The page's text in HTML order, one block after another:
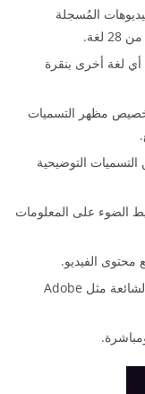
المُسجلة
أي لغة أخرى بنقرة
مظهر التسميات
التوضيحية
الضوء على المعلومات
الفيديو.
يتكامل التطبيق مع بعض برامج تحرير الفيديو الشائعة مثل Adobe